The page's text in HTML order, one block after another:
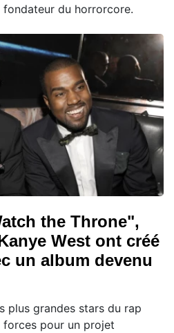
du horrorcore.
the Throne",
West ont créé
un album devenu
plus grandes stars du rap
forces pour un projet